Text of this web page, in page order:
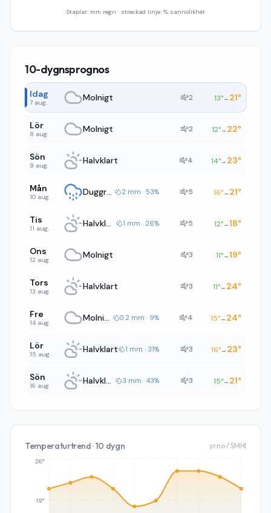
Staplar: mm regn · streckad linje: % sannolikhet
10-dygnsprognos
Idag
7 aug. Molnigt 2 13°→ 21°
Lör
8 aug. Molnigt 2 12°→ 22°
Sön
9 aug. Halvklart 4 14°→ 23°
Mån
10 aug. Duggregn 2 mm · 53% 5 16°→ 21°
Tis
11 aug. Halvklart 1 mm · 26% 5 12°→18°
Ons
12 aug. Molnigt 3 11°→19°
Tors
13 aug. Halvklart 3 11°→ 24°
Fre
14 aug. Molnigt 0.2 mm · 9% 4 15°→ 24°
Lör
15 aug. Halvklart 1 mm · 31% 3 16°→ 23°
Sön
16 aug. Halvklart 3 mm · 43% 3 15°→ 21°
Temperaturtrend · 10 dygn yr.no / SMHI
19°
26°